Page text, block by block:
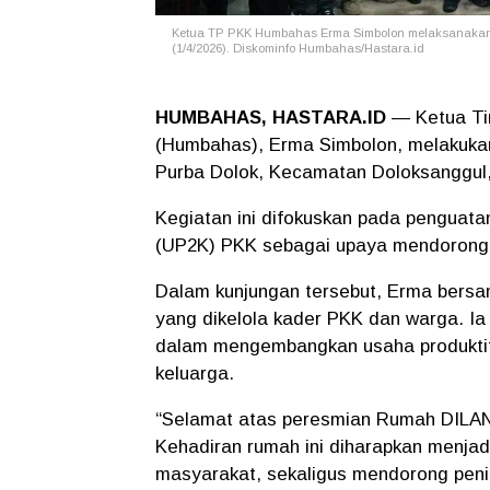
Ketua TP PKK Humbahas Erma Simbolon
(1/4/2026). Diskominfo Humbahas/Hastara.id
HUMBAHAS, HASTARA.ID — Ketua
(Humbahas), Erma Simbolon,
Purba Dolok, Kecamatan
Kegiatan ini difokuskan pada
(UP2K) PKK sebagai upaya
Dalam kunjungan tersebut, Erma
yang dikelola kader PKK dan warga.
dalam mengembangkan usaha
keluarga.
“Selamat atas peresmian Rumah
Kehadiran rumah ini diharapkan
masyarakat, sekaligus mendorong